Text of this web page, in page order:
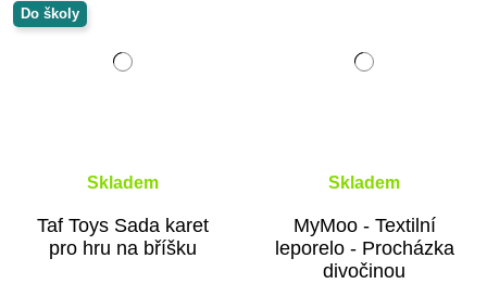
Do školy
Skladem
Taf Toys Sada karet
pro hru na bříšku
Skladem
MyMoo - Textilní
leporelo - Procházka
divočinou